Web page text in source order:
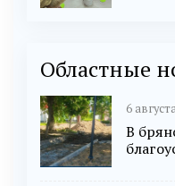
Областные
6
В